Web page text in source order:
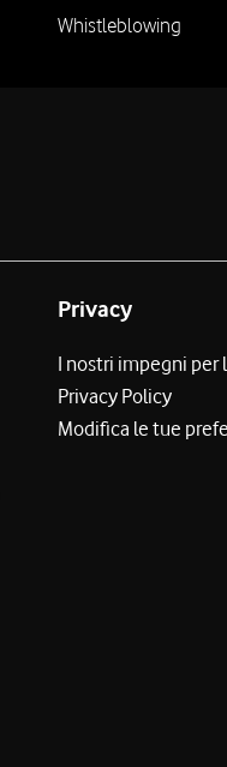
Whistleblowing
Privacy
I nostri impegni per
Privacy Policy
Modifica le tue